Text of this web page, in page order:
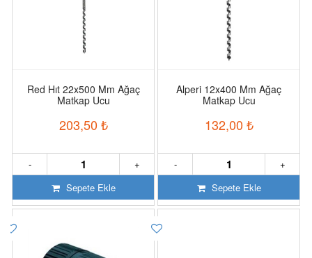
Red Hıt 22x500 Mm Ağaç
Matkap Ucu
203,50 ₺
+
-
Sepete Ekle
Alperi 12x400 Mm Ağaç
Matkap Ucu
132,00 ₺
+
-
Sepete Ekle